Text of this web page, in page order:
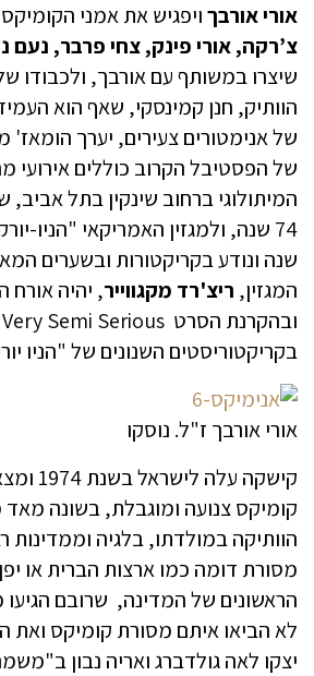
אורי אורבךויפגיש את אמני
צ’רקה, אורי פינק, צחי פרבר, נעם
שיצרו במשותף עם אורבך, ולכבודו
הוותיק, חנן קמינסקי, שאף הוא
של אנימטורים צעירים, יערך הומאז'
של הפסטיבל הקרוב כוללים אירועי
המיתולוגי ברחוב שינקין בתל אביב,
74 שנה, ולמגזין האמריקאי "הניו-
שנה ונודע בקריקטורות ובשערים
המגזין, ריצ'רד מקגווייר, יהיה אורח
בקריקטוריסטים השנונים של "הניו
אורי אורבך ז"ל. נוסקו
קישקה
קומיקס צנועה ומוגבלת, בשונה
הוותיקה במולדתו, בלגיה וממדינות
מסורת דומה כמו ארצות הברית או
הראשונים של המדינה, שרובם הגיעו
לא הביאו איתם מסורת קומיקס ואת
יצקו לאה גולדברג ואריה נבון